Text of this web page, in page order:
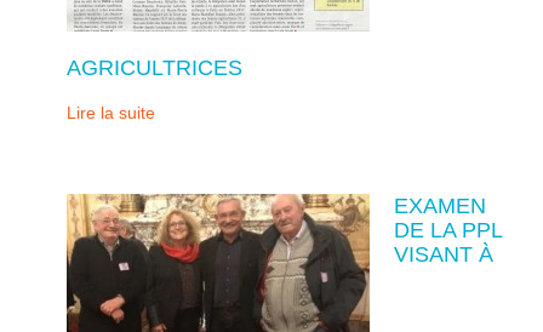
AGRICULTRICES
Lire la suite
EXAMEN
DE LA PPL
VISANT À